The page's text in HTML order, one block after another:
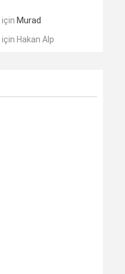
için Murad
için Hakan Alp